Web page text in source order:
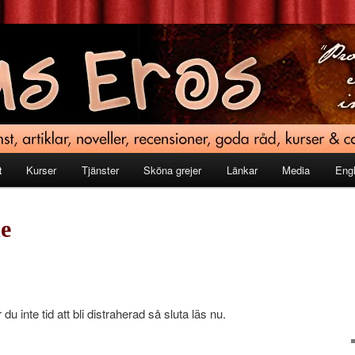
Kurser Tjänster Sköna grejer Länkar Media
inte tid att bli distraherad så sluta läs nu.